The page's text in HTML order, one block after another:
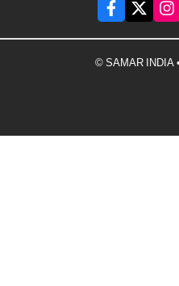
© SAMAR INDIA